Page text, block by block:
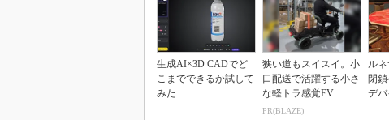
生成AI×3D CADでど
こまでできるか試して
みた
狭い道もスイスイ。小
口配送で活躍する小さ
な軽トラ感覚EV
PR(BLAZE)
ル
閉
デバ